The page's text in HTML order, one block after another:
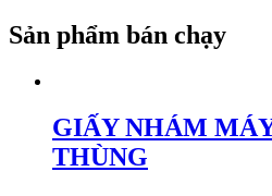
Sản phẩm bán chạy
GIẤY NHÁM
THÙNG